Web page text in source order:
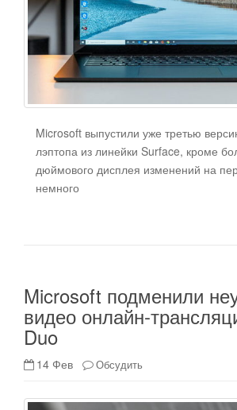
Microsoft выпустили уже третью
лэптопа из линейки Surface, кроме
дюймового дисплея изменений на
немного
Microsoft подменили
видео онлайн-
Duo
14 Фев Обсудить